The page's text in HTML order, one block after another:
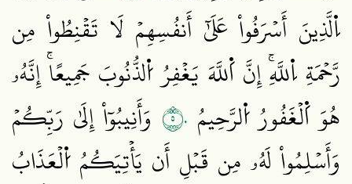
اِ۬لَّذِينَ أَسۡرَفُواْ عَلَىٰٓ أَنفُسِهِمۡ لَا تَقۡنِطُواْ مِن
رَّحۡمَةِ اِ۬للَّهِۚ إِنَّ اَ۬للَّهَ يَغۡفِرُ اُ۬لذُّنُوبَ جَمِيعًاۚ إِنَّهُۥ
هُوَ اَ۬لۡغَفُورُ اُ۬لرَّحِيمُ ٥٠ وَأَنِيبُوٓاْ إِلَىٰ رَبِّكُمۡ
وَأَسۡلِمُواْ لَهُۥ مِن قَبۡلِ أَن يَأۡتِيَكُمُ اُ۬لۡعَذَابُ